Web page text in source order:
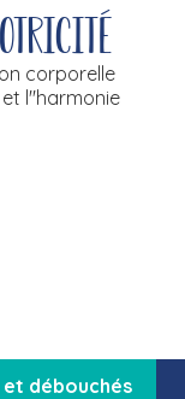
corporelle
l''harmonie
débouchés